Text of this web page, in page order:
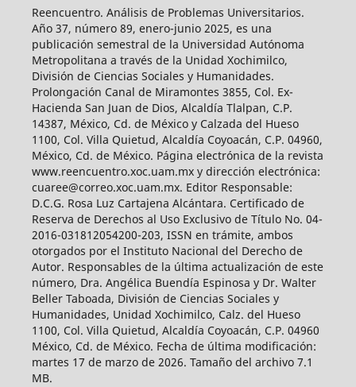
Reencuentro. Análisis de Problemas Universitarios.
Año 37, número 89, enero-junio 2025, es una
publicación semestral de la Universidad Autónoma
Metropolitana a través de la Unidad Xochimilco,
División de Ciencias Sociales y Humanidades.
Prolongación Canal de Miramontes 3855, Col. Ex-
Hacienda San Juan de Dios, Alcaldía Tlalpan, C.P.
14387, México, Cd. de México y Calzada del Hueso
1100, Col. Villa Quietud, Alcaldía Coyoacán, C.P. 04960,
México, Cd. de México. Página electrónica de la revista
www.reencuentro.xoc.uam.mx y dirección electrónica:
cuaree@correo.xoc.uam.mx. Editor Responsable:
D.C.G. Rosa Luz Cartajena Alcántara. Certificado de
Reserva de Derechos al Uso Exclusivo de Título No. 04-
2016-031812054200-203, ISSN en trámite, ambos
otorgados por el Instituto Nacional del Derecho de
Autor. Responsables de la última actualización de este
número, Dra. Angélica Buendía Espinosa y Dr. Walter
Beller Taboada, División de Ciencias Sociales y
Humanidades, Unidad Xochimilco, Calz. del Hueso
1100, Col. Villa Quietud, Alcaldía Coyoacán, C.P. 04960
México, Cd. de México. Fecha de última modificación:
martes 17 de marzo de 2026. Tamaño del archivo 7.1
MB.